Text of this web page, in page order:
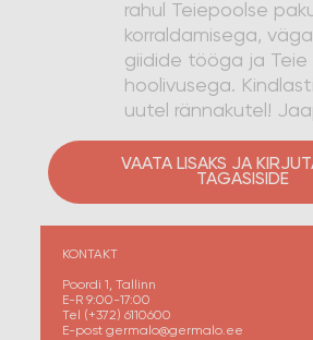
rahul Teiepoolse
korraldamisega,
giidide tööga ja Teie
hoolivusega.
uutel rännakutel!
VAATA LISAKS JA
TAGASISIDE
KONTAKT
Poordi 1, Tallinn
E-R 9:00-17:00
Tel (+372) 6110600
E-post germalo@germalo.ee